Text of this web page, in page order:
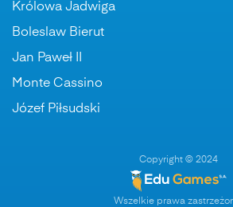
Królowa Jadwiga
Boleslaw Bierut
Jan Paweł II
Monte Cassino
Józef Piłsudski
Copyright © 2024
Wszelkie prawa